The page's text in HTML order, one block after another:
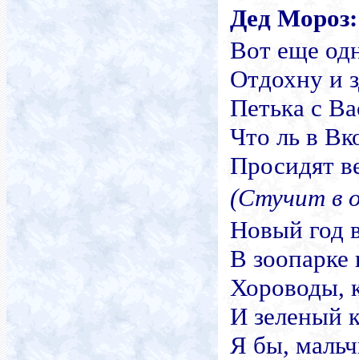
Дед Мороз:
Вот еще
Отдохну и
Петька с
Что ль в
Просидят
(Стучит в
Новый год
В зоопарке
Хороводы,
И зеленый
Я бы,